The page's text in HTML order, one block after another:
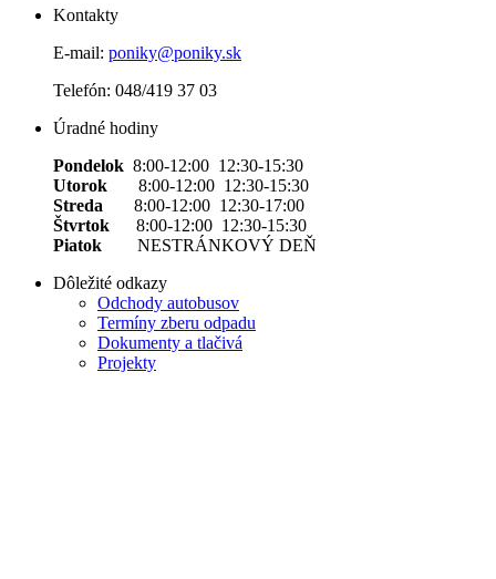
Kontakty
E-mail: poniky@poniky.sk
Telefón: 048/419 37 03
Úradné hodiny
Pondelok 8:00-12:00 12:30-15:30
Utorok 8:00-12:00 12:30-15:30
Streda 8:00-12:00 12:30-17:00
Štvrtok
8:00-12:00 12:30-15:30
Piatok NESTRÁNKOVÝ DEŇ
Dôležité odkazy
Odchody autobusov
Termíny zberu odpadu
Dokumenty a tlačivá
Projekty